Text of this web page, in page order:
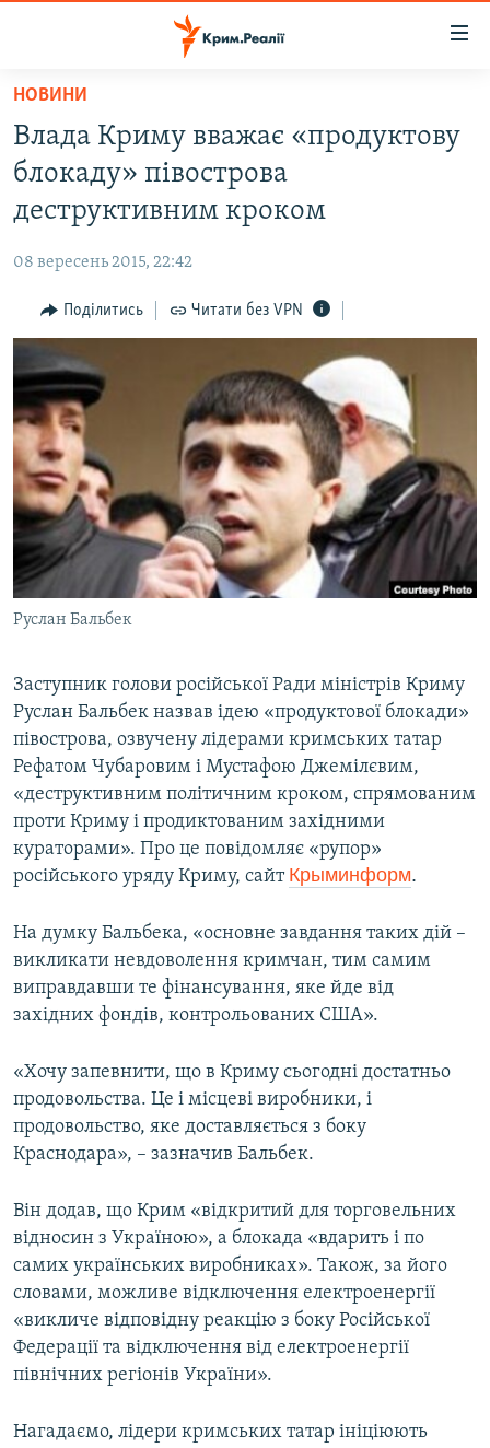
Перейти
основного
матеріалу
до
основної
навігації
Перейти
до
пошуку
ВОДА.КРИМ
ВІДЕО ТА ФОТО
БЛОГИ
ПОГЛЯД
ІНТЕРВ'Ю
ВСЕ ЗА ДЕНЬ
СПЕЦПРОЕКТИ
ДЕПОРТАЦІЯ
ВІДЕОУРОКИ «ELIFBE»
СВІДЧЕННЯ ОКУПАЦІЇ
УКРАЇНСЬКА ПРОБЛЕМА КРИМУ
ІНФОГРАФІКА
ЯК ОБІЙТИ БЛОКУВАННЯ
Русский
Qırımtatar
ДОЛУЧАЙСЯ!
НОВИНИ
Влада Криму вважає «продуктову
блокаду» півострова
деструктивним кроком
08 вересень 2015, 22:42
Поділитись Читати без VPN
Руслан Бальбек
Заступник голови російської Ради міністрів Криму
Руслан Бальбек назвав ідею «продуктової блокади»
півострова, озвучену лідерами кримських татар
Рефатом Чубаровим і Мустафою Джемілєвим,
«деструктивним політичним кроком, спрямованим
проти Криму і продиктованим західними
кураторами». Про це повідомляє «рупор»
російського уряду Криму, сайт Крыминформ.
На думку Бальбека, «основне завдання таких дій –
викликати невдоволення кримчан, тим самим
виправдавши те фінансування, яке йде від
західних фондів, контрольованих США».
«Хочу запевнити, що в Криму сьогодні достатньо
продовольства. Це і місцеві виробники, і
продовольство, яке доставляється з боку
Краснодара», – зазначив Бальбек.
Він додав, що Крим «відкритий для торговельних
відносин з Україною», а блокада «вдарить і по
самих українських виробниках». Також, за його
словами, можливе відключення електроенергії
«викличе відповідну реакцію з боку Російської
Федерації та відключення від електроенергії
північних регіонів України».
Нагадаємо, лідери кримських татар ініціюють